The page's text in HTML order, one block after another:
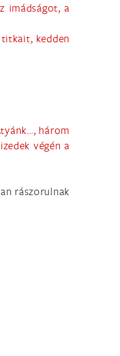
imádságot, a
kedden
három
végén a
rászorulnak